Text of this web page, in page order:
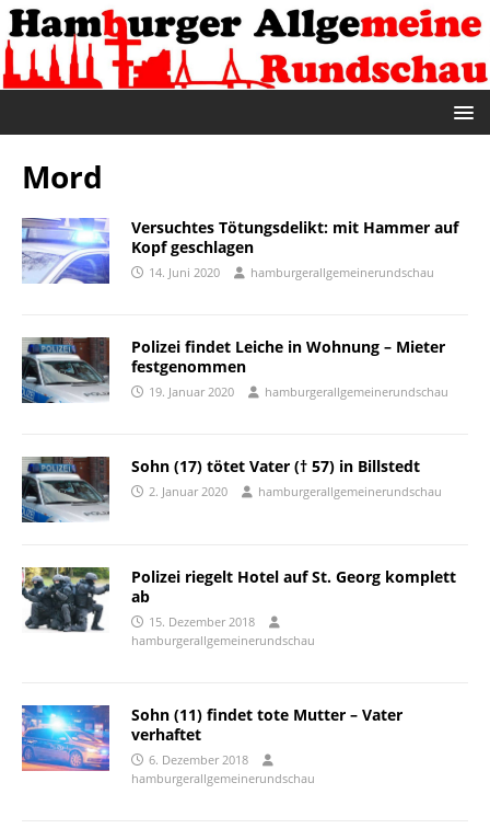
Mord
Versuchtes Tötungsdelikt: mit Hammer auf
Kopf geschlagen
14. Juni 2020 hamburgerallgemeinerundschau
Polizei findet Leiche in Wohnung – Mieter
festgenommen
19. Januar 2020 hamburgerallgemeinerundschau
Sohn (17) tötet Vater († 57) in Billstedt
2. Januar 2020 hamburgerallgemeinerundschau
Polizei riegelt Hotel auf St. Georg komplett
ab
15. Dezember 2018
hamburgerallgemeinerundschau
Sohn (11) findet tote Mutter – Vater
verhaftet
6. Dezember 2018
hamburgerallgemeinerundschau